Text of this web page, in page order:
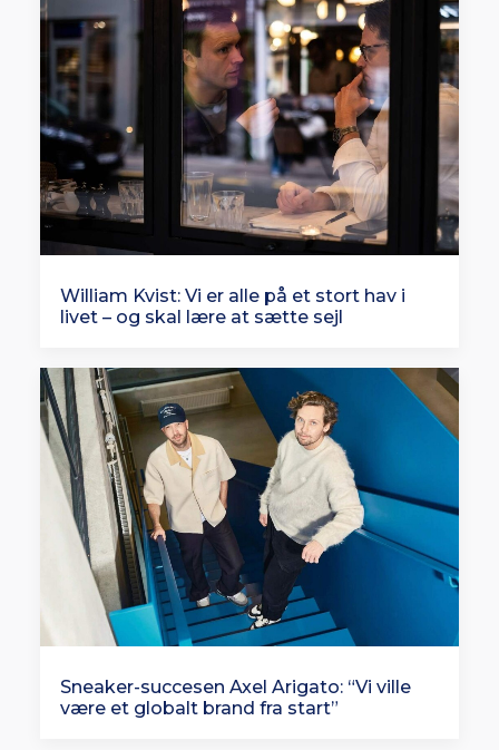
William Kvist: Vi er alle på et stort hav i
livet – og skal lære at sætte sejl
Sneaker-succesen Axel Arigato: “Vi ville
være et globalt brand fra start”